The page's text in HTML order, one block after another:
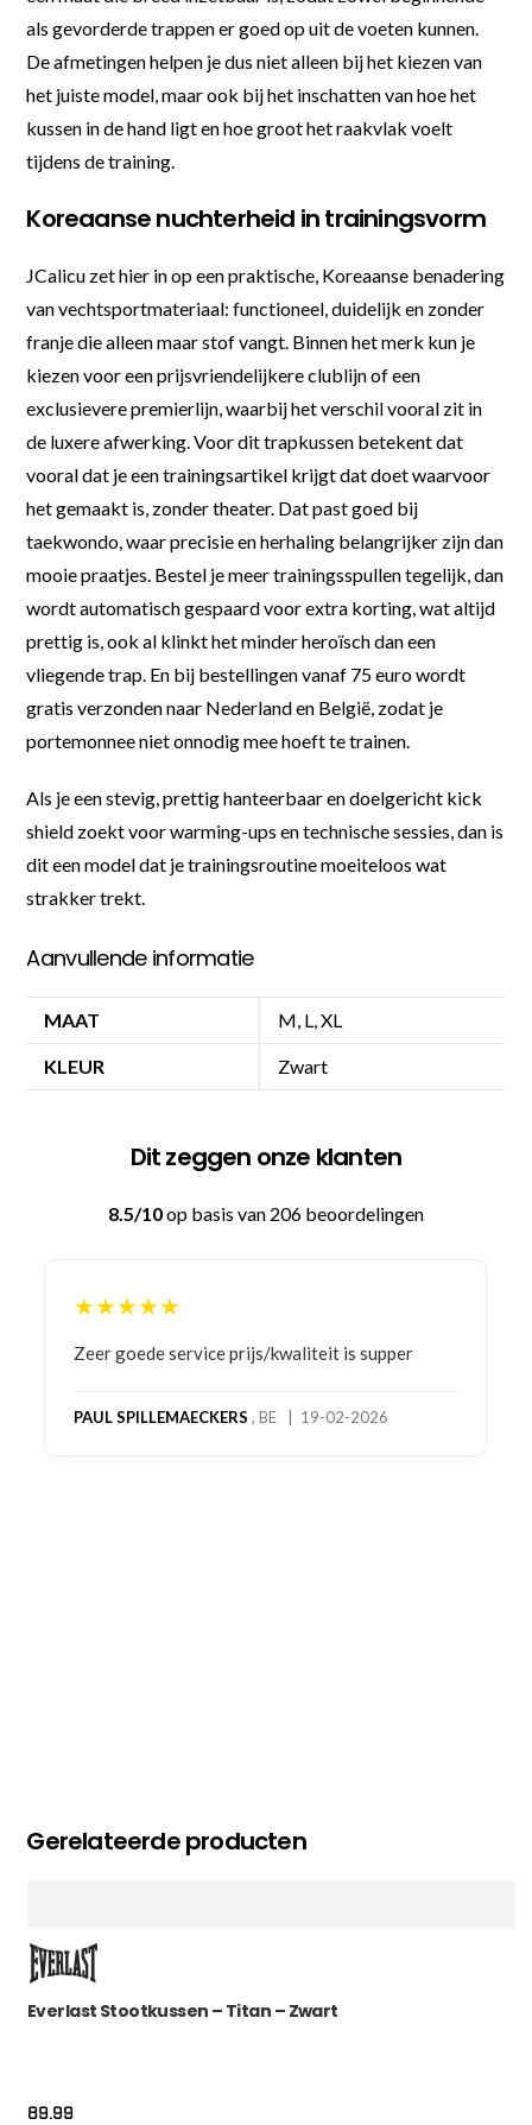
als gevorderde trappen er goed op uit de voeten kunnen.
De afmetingen helpen je dus niet alleen bij het kiezen van
het juiste model, maar ook bij het inschatten van hoe het
kussen in de hand ligt en hoe groot het raakvlak voelt
tijdens de training.
Koreaanse nuchterheid in trainingsvorm
JCalicu zet hier in op een praktische, Koreaanse benadering
van vechtsportmateriaal: functioneel, duidelijk en zonder
franje die alleen maar stof vangt. Binnen het merk kun je
kiezen voor een prijsvriendelijkere clublijn of een
exclusievere premierlijn, waarbij het verschil vooral zit in
de luxere afwerking. Voor dit trapkussen betekent dat
vooral dat je een trainingsartikel krijgt dat doet waarvoor
het gemaakt is, zonder theater. Dat past goed bij
taekwondo, waar precisie en herhaling belangrijker zijn dan
mooie praatjes. Bestel je meer trainingsspullen tegelijk, dan
wordt automatisch gespaard voor extra korting, wat altijd
prettig is, ook al klinkt het minder heroïsch dan een
vliegende trap. En bij bestellingen vanaf 75 euro wordt
gratis verzonden naar Nederland en België, zodat je
portemonnee niet onnodig mee hoeft te trainen.
Als je een stevig, prettig hanteerbaar en doelgericht kick
shield zoekt voor warming-ups en technische sessies, dan is
dit een model dat je trainingsroutine moeiteloos wat
strakker trekt.
Aanvullende informatie
MAAT M, L, XL
KLEUR Zwart
Dit zeggen onze klanten
8.5/10op basis van 206 beoordelingen
★★★★★
Bestelling gedaan vanwege goede prijzen en
bestelling al ontvangen met gifts, waardoor je
Gerelateerde producten
Everlast Stootkussen – Titan – Zwart
89.99